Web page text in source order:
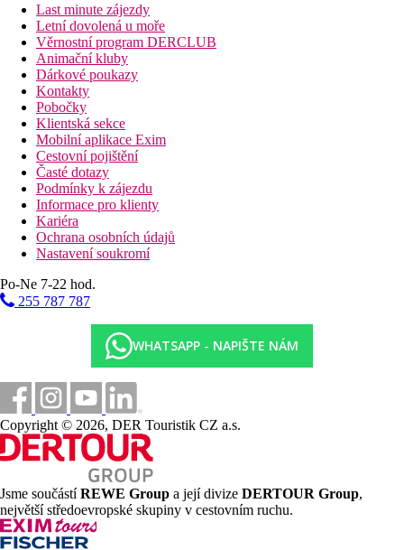
Last minute zájezdy
Letní dovolená u moře
Věrnostní program DERCLUB
Animační kluby
Dárkové poukazy
Kontakty
Pobočky
Klientská sekce
Mobilní aplikace Exim
Cestovní pojištění
Časté dotazy
Podmínky k zájezdu
Informace pro klienty
Kariéra
Ochrana osobních údajů
Nastavení soukromí
Po-Ne 7-22 hod.
255 787 787
WHATSAPP - NAPIŠTE NÁM
Copyright © 2026, DER Touristik CZ a.s.
Jsme součástíREWE Group a její divize DERTOUR Group,
největší středoevropské skupiny v cestovním ruchu.